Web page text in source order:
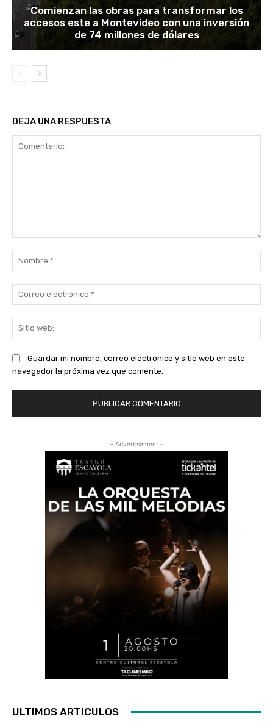
Comienzan las obras para transformar los
accesos este a Montevideo con una inversión
de 74 millones de dólares
DEJA UNA RESPUESTA
Guardar mi nombre, correo electrónico y sitio web en este
navegador la próxima vez que comente.
- Advertisement -
ULTIMOS ARTICULOS